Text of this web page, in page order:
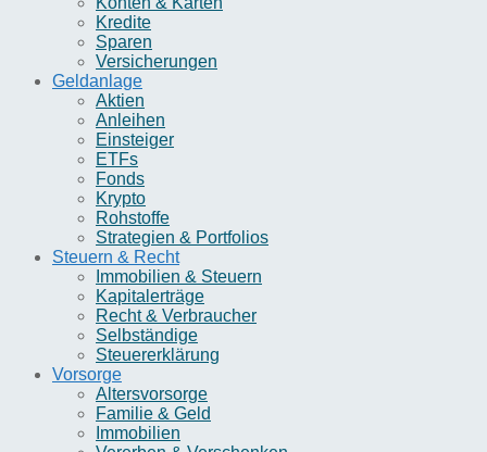
Kredite
Sparen
Versicherungen
Geldanlage
Aktien
Anleihen
Einsteiger
ETFs
Fonds
Krypto
Rohstoffe
Strategien & Portfolios
Steuern & Recht
Immobilien & Steuern
Kapitalerträge
Recht & Verbraucher
Selbständige
Steuererklärung
Vorsorge
Altersvorsorge
Familie & Geld
Immobilien